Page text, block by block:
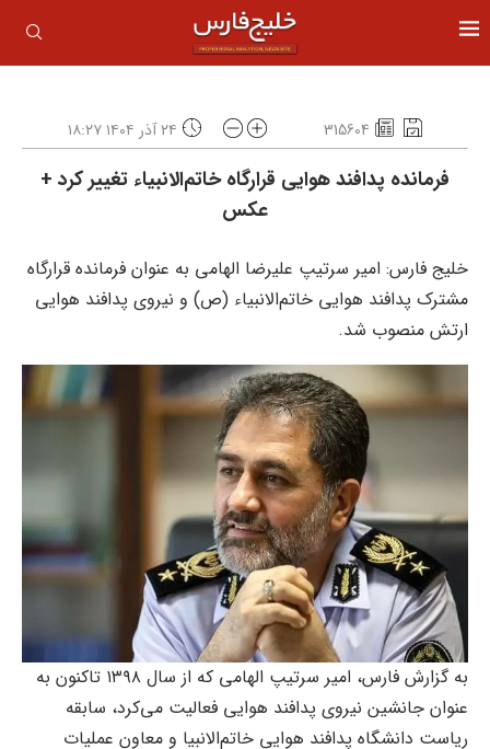
315604 ۲۴ آذر ۱۴۰۴ ۱۸:۲۷
فرمانده پدافند هوایی قرارگاه خاتم‌الانبیاء تغییر کرد +
عکس
خلیج فارس: امیر سرتیپ علیرضا الهامی به عنوان فرمانده قرارگاه
مشترک پدافند هوایی خاتم‌الانبیاء (ص) و نیروی پدافند هوایی
ارتش منصوب شد.
به گزارش فارس، امیر سرتیپ الهامی که از سال ۱۳۹۸ تاکنون به
عنوان جانشین نیروی پدافند هوایی فعالیت می‌کرد، سابقه
ریاست دانشگاه پدافند هوایی خاتم‌الانبیا و معاون عملیات